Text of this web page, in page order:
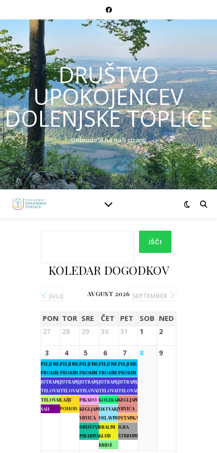
DRUŠTVO
UPOKOJENCEV
DOLENJSKE TOPLICE
Dobrodošli na naši strani!
IŠČI
KOLEDAR DOGODKOV
JULIJ AVGUST 2026 SEPTEMBER
PON TOR SRE ČET PET SOB NED
27 28 29 30 31 1 2
3
PELJI ME,
PROSIM
JUTRANJA
TELOVADBA
TELOVADBA
ŠAH
4
PELJI ME,
PROSIM
JUTRANJA
TELOVADBA
LAŽJI
POHOD
5
PELJI ME,
PROSIM
JUTRANJA
TELOVADBA
PIKADO
KEGLJANJE
VRVICA
DRUŠTVENA
PISARNA
6
PELJI ME,
PROSIM
JUTRANJA
TELOVADBA
KOLESARJENJE
USTVARJALNE
DELAVNICE
BRALNI
KLUB
BRIDŽ
7
PELJI ME,
PROSIM
JUTRANJA
TELOVADBA
KEGLJANJE
VRVICA
PETANKA
IGRA
ŠTRBUNK
8 9